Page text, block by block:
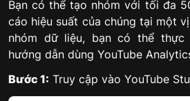
Bạn có thể tạo nhóm với tối đa
cáo hiệu suất của chúng tại một
nhóm dữ liệu, bạn có thể thực
hướng dẫn dùng YouTube
Bước 1: Truy cập vào YouTube